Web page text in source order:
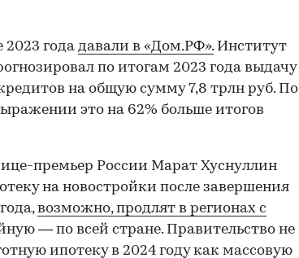
года давали в «Дом.РФ».Институт
по итогам 2023 года выдачу
на общую сумму 7,8 трлн руб. По
это на 62% больше итогов
премьер России Марат Хуснуллин
на новостройки после завершения
возможно, продлят в регионах с
— по всей стране. Правительство не
ипотеку в 2024 году как массовую